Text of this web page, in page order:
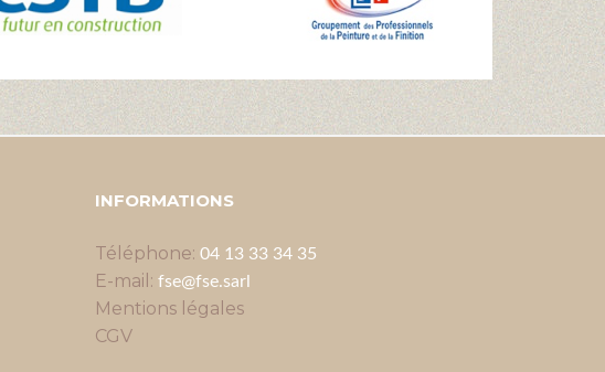
INFORMATIONS
Téléphone: 04 13 33 34 35
E-mail: fse@fse.sarl
Mentions légales
CGV